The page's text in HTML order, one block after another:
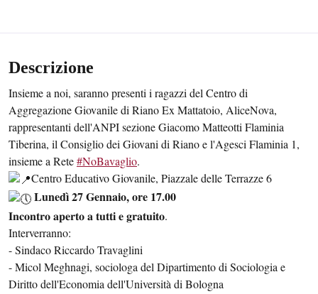
Descrizione
Insieme a noi, saranno presenti i ragazzi del Centro di
Aggregazione Giovanile di Riano Ex Mattatoio, AliceNova,
rappresentanti dell'ANPI sezione Giacomo Matteotti Flaminia
Tiberina, il Consiglio dei Giovani di Riano e l'Agesci Flaminia 1,
insieme a Rete#NoBavaglio.
Centro Educativo Giovanile, Piazzale delle Terrazze 6
Lunedì 27 Gennaio, ore 17.00
𝐈𝐧𝐜𝐨𝐧𝐭𝐫𝐨 𝐚𝐩𝐞𝐫𝐭𝐨 𝐚 𝐭𝐮𝐭𝐭𝐢 𝐞 𝐠𝐫𝐚𝐭𝐮𝐢𝐭𝐨.
Interverranno:
- Sindaco Riccardo Travaglini
- Micol Meghnagi, sociologa del Dipartimento di Sociologia e
Diritto dell'Economia dell'Università di Bologna